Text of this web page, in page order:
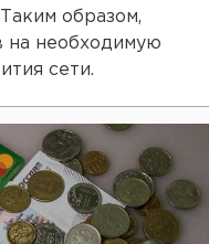
образом,
на необходимую
сети.